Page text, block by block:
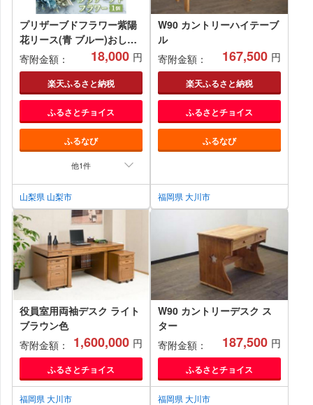
プリザーブドフラワー紫陽
花リース(青 ブルー)おしゃ
れなお花を玄関やお部屋の
壁飾りとして楽しめます
【1402968】
寄附金額： 18,000 円
楽天ふるさと納税
ふるさとチョイス
ふるなび
他1件
山梨県 山梨市
W90 カントリーハイテーブ
ル
寄附金額：
167,500 円
楽天ふるさと納税
ふるさとチョイス
ふるなび
福岡県 大川市
役員室用両袖デスク ライト
ブラウン色
寄附金額：
1,600,000 円
ふるさとチョイス
福岡県 大川市
W90 カントリーデスク ス
ター
寄附金額：
187,500 円
ふるさとチョイス
福岡県 大川市